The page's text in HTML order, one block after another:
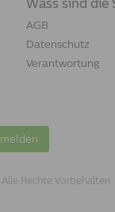
Wass sind die
AGB
Datenschutz
Verantwortung
Alle Rechte Vorbehalten